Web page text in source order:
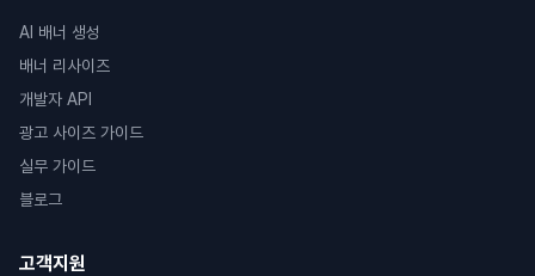
AI 배너 생성
배너 리사이즈
개발자 API
광고 사이즈 가이드
실무 가이드
블로그
고객지원